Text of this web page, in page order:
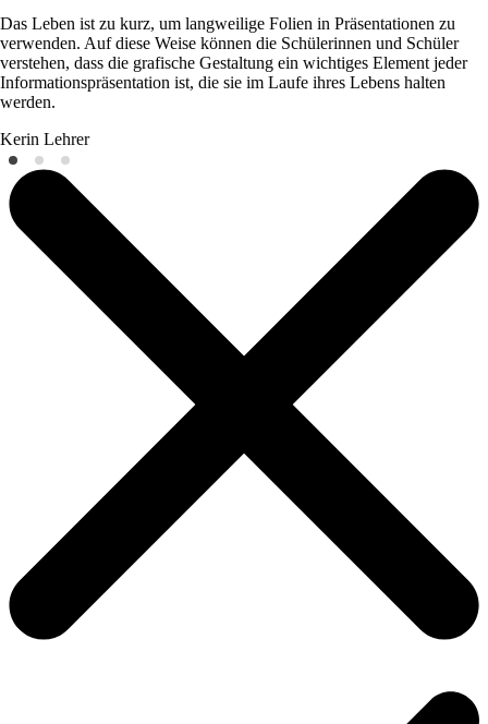
Das Leben ist zu kurz, um langweilige Folien in Präsentationen zu
verwenden. Auf diese Weise können die Schülerinnen und Schüler
verstehen, dass die grafische Gestaltung ein wichtiges Element jeder
Informationspräsentation ist, die sie im Laufe ihres Lebens halten
werden.
Kerin Lehrer